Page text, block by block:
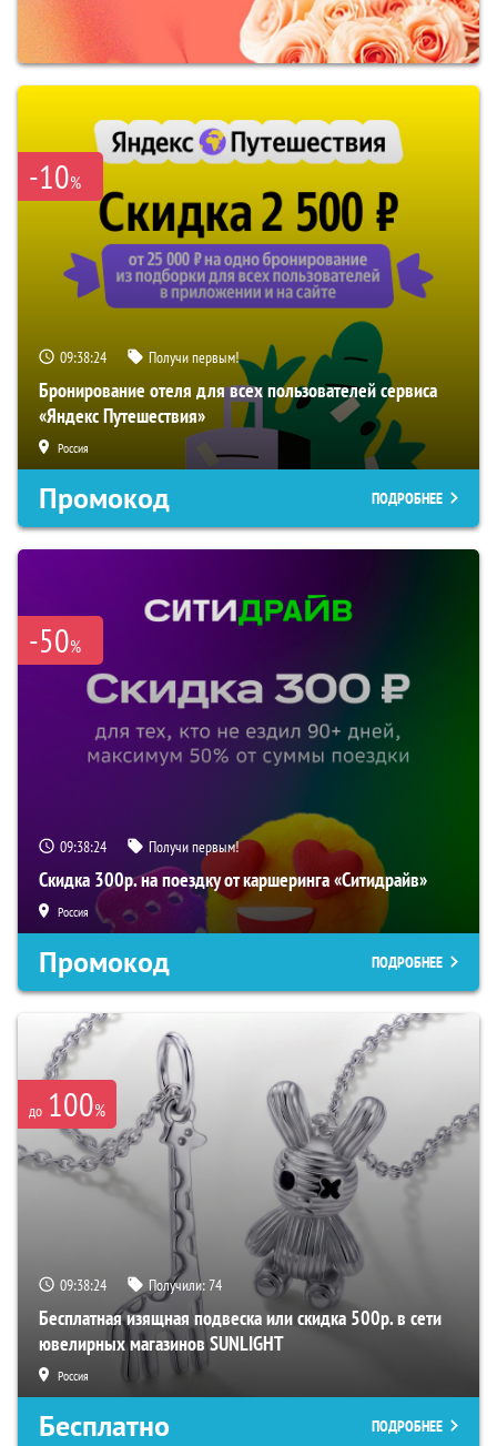
-10%
09:38:23 Получи первым!
Бронирование отеля для всех пользователей сервиса
«Яндекс Путешествия»
Россия
Промокод ПОДРОБНЕЕ
-50%
09:38:23 Получи первым!
Скидка 300р. на поездку от каршеринга «Ситидрайв»
Россия
Промокод ПОДРОБНЕЕ
до 100%
09:38:23 Получили:74
Бесплатная изящная подвеска или скидка 500р. в сети
ювелирных магазинов SUNLIGHT
Россия
Бесплатно ПОДРОБНЕЕ